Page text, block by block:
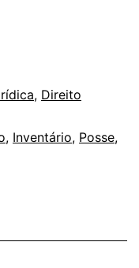
, Direito
, Inventário, Posse,